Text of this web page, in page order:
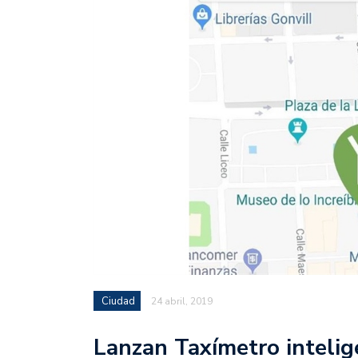
Ciudad 24 abril, 2019
Lanzan Taxímetro